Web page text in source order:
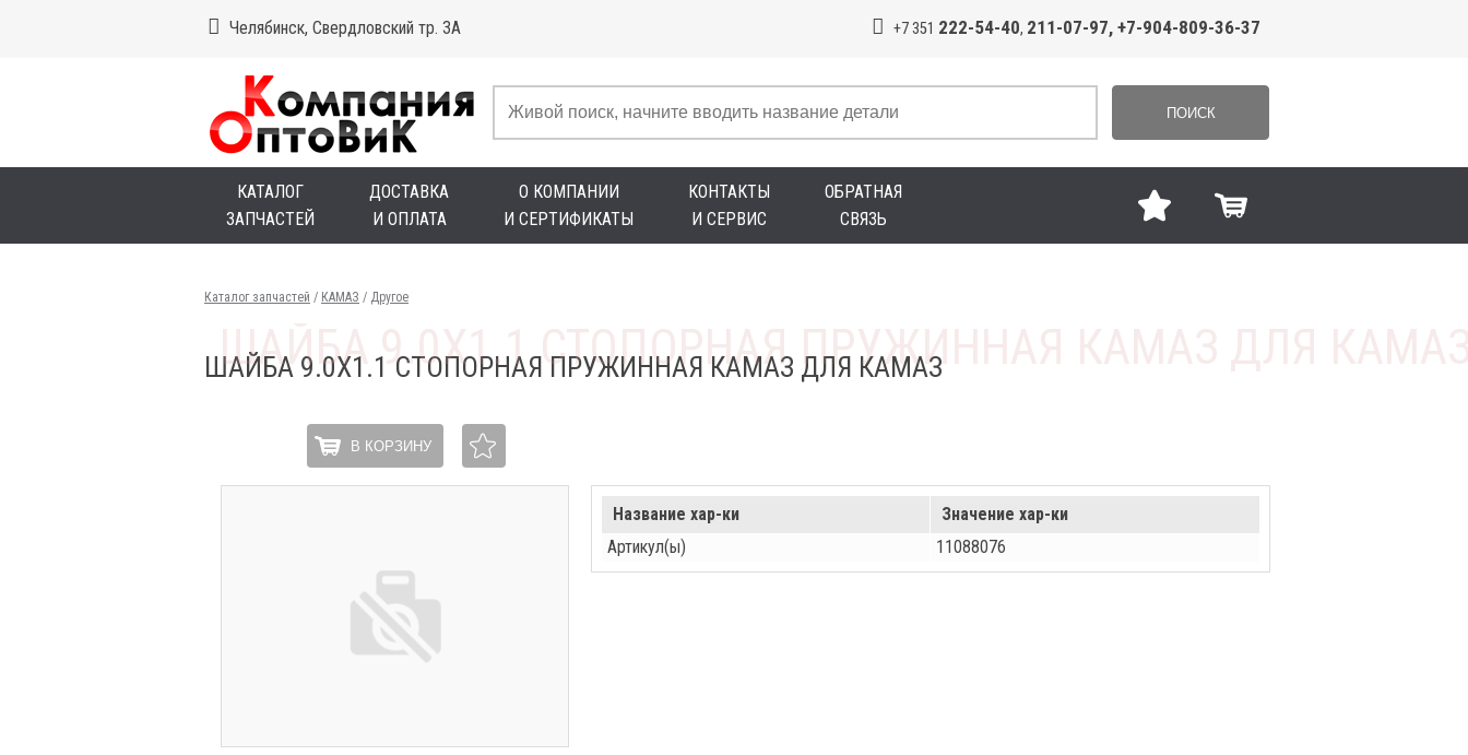
Челябинск, Свердловский тр. 3А +7 351 222-54-40, 211-07-97, +7-904-809-36-37
ПОИСК
КАТАЛОГ
ЗАПЧАСТЕЙ
ДОСТАВКА
И ОПЛАТА
О КОМПАНИИ
И СЕРТИФИКАТЫ
КОНТАКТЫ
И СЕРВИС
ОБРАТНАЯ
СВЯЗЬ
Каталог запчастей / КАМАЗ / Другое
ШАЙБА 9.0Х1.1 СТОПОРНАЯ ПРУЖИННАЯ КАМАЗ ДЛЯ КАМАЗ
В КОРЗИНУ
Название хар-ки
Значение хар-ки
Артикул(ы)
11088076